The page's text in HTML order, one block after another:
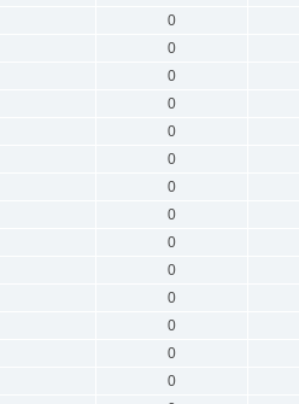
0
0
0
0
0
0
0
0
0
0
0
0
0
0